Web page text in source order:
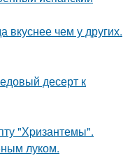
вкуснее чем у других.
десерт к
"Хpизантемы".
луком.